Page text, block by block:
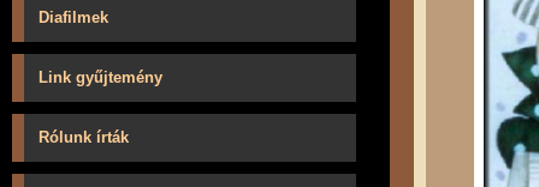
Diafilmek
Link gyűjtemény
Rólunk írták